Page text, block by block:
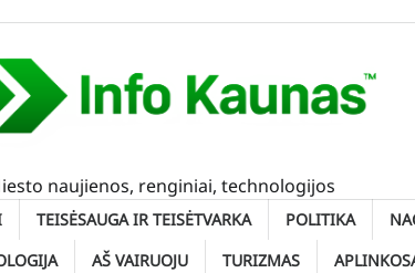
naujienos, renginiai, technologijos
TEISĖSAUGA IR TEISĖTVARKA POLITIKA
AŠ VAIRUOJU TURIZMAS